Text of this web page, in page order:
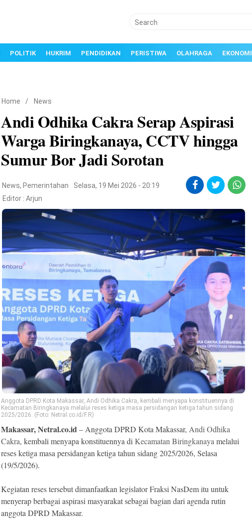
POLITIK HUKRIM PENDIDIKAN PERISTIWA OLAHRAGA EKONOMI
Home / News
Andi Odhika Cakra Serap Aspirasi
Warga Biringkanaya, CCTV hingga
Sumur Bor Jadi Sorotan
News, Pemerintahan
Selasa, 19 Mei 2026 - 20:19
Editor :Arjun
Anggota DPRD Kota Makassar, Andi Odhika Cakra, kembali menyapa konstituennya di
Kecamatan Biringkanaya melalui reses ketiga masa persidangan ketiga tahun sidang
2025/2026. (Foto: Netral.co.id/F.R)
Makassar, Netral.co.id– Anggota DPRD Kota Makassar,Andi Odhika
Cakra, kembali menyapa konstituennya diKecamatan Biringkanayamelalui
reses ketiga masa persidangan ketiga tahun sidang 2025/2026, Selasa
(19/5/2026).
Kegiatan reses tersebut dimanfaatkan legislator Fraksi NasDem itu untuk
menyerap berbagai aspirasi masyarakat sebagai bagian dari agenda rutin
anggota DPRD Makassar.